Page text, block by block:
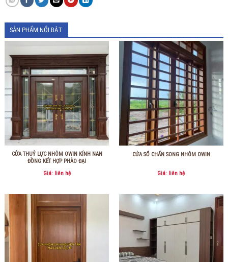
SẢN PHẨM NỔI BẬT
CỬA THUỶ LỰC NHÔM OWIN KÍNH NAN
ĐỒNG KẾT HỢP PHÀO ĐẠI
Giá: liên hệ
CỬA SỔ CHẤN SONG NHÔM OWIN
Giá: liên hệ